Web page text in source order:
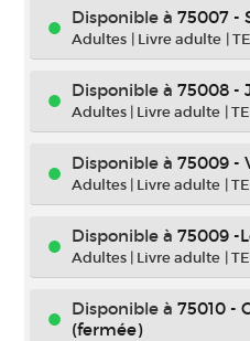
Disponible à 75007 -
Adultes | Livre adulte |
Disponible à 75008 -
Adultes | Livre adulte |
Disponible à 75009 -
Adultes | Livre adulte |
Disponible à 75009 -
Adultes | Livre adulte |
Disponible à 75010 -
(fermée)